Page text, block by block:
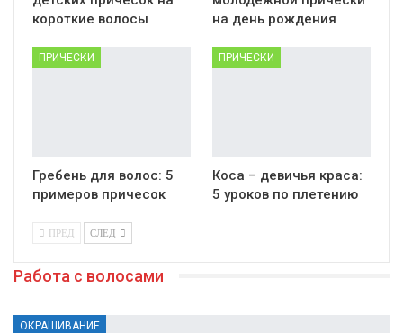
короткие волосы
на день рождения
ПРИЧЕСКИ
Гребень для волос: 5
примеров причесок
ПРИЧЕСКИ
Коса – девичья краса:
5 уроков по плетению
ПРЕД СЛЕД
Работа с волосами
ОКРАШИВАНИЕ